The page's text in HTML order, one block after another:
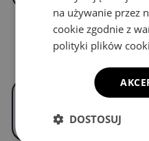
Czym są OMEVO EVA
samochodowych?
na używanie przez
cookie zgodnie z
polityki plików
DOSTOSUJ